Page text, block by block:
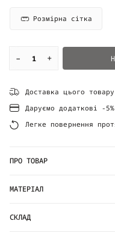
Розмірна сітка
– +
Доставка цього
Даруємо додаткові -
Легке повернення
ПРО ТОВАР
МАТЕРІАЛ
СКЛАД